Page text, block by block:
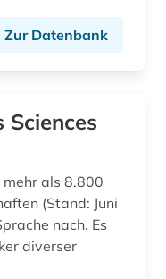
(1)
bibliothekswesen, handschriftenkunde (1)
Zur Datenbank
Sciences
als 8.800
(Stand: Juni
nach. Es
diverser